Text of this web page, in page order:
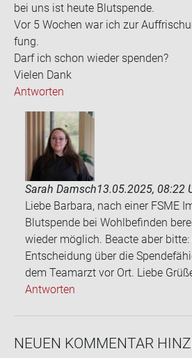
bei uns ist heute Blut­spen­de.
Vor 5 Wo­chen war ich zur
fung.
Darf ich schon wie­der spen­den?
Vie­len Dank
Antworten
Sarah Damsch13.05.2025, 08:22
Liebe Barbara, nach einer FSME
Blutspende bei Wohlbefinden
wieder möglich. Beacte aber
Entscheidung über die
dem Teamarzt vor Ort. Liebe
Antworten
NEUEN KOM­MEN­TAR